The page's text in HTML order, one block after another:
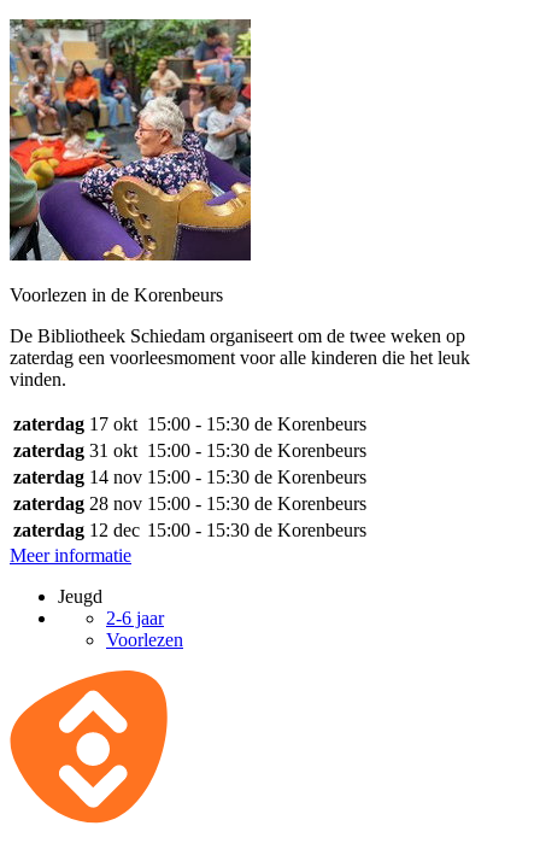
Voorlezen in de Korenbeurs
De Bibliotheek Schiedam organiseert om de twee weken op
zaterdag een voorleesmoment voor alle kinderen die het leuk
vinden.
zaterdag 17 okt 15:00 - 15:30 de Korenbeurs
zaterdag 31 okt 15:00 - 15:30 de Korenbeurs
zaterdag 14 nov 15:00 - 15:30 de Korenbeurs
zaterdag 28 nov 15:00 - 15:30 de Korenbeurs
zaterdag 12 dec 15:00 - 15:30 de Korenbeurs
Meer informatie
Jeugd
2-6 jaar
Voorlezen